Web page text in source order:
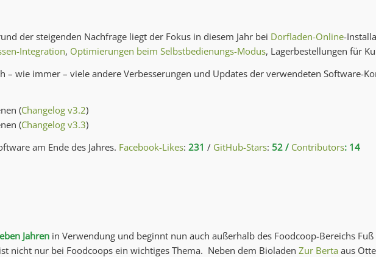
der steigenden Nachfrage liegt der Fokus in diesem Jahr bei Dorfladen-Online-
Integration, Optimierungen beim Selbstbedienungs-Modus, Lagerbestellungen für
– wie immer – viele andere Verbesserungen und Updates der verwendeten Software-
(Changelog v3.2)
(Changelog v3.3)
am Ende des Jahres. Facebook-Likes: 231 / GitHub-Stars: 52 / Contributors: 14
Jahren in Verwendung und beginnt nun auch außerhalb des Foodcoop-Bereichs
nicht nur bei Foodcoops ein wichtiges Thema. Neben dem Bioladen Zur Berta aus